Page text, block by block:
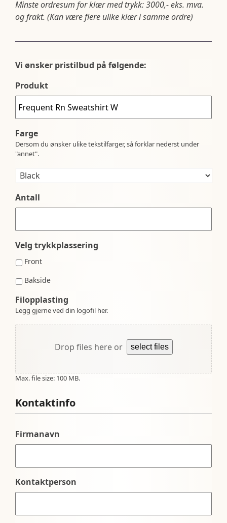
Minste ordresum for klær med trykk: 3000,- eks. mva.
og frakt. (Kan være flere ulike klær i samme ordre)
Vi ønsker pristilbud på følgende:
Produkt
Farge
Dersom du ønsker ulike tekstilfarger, så forklar nederst under
"annet".
Antall
Velg trykkplassering
Front
Bakside
Filopplasting
Legg gjerne ved din logofil her.
Drop files here or select files
Max. file size: 100 MB.
Kontaktinfo
Firmanavn
Kontaktperson